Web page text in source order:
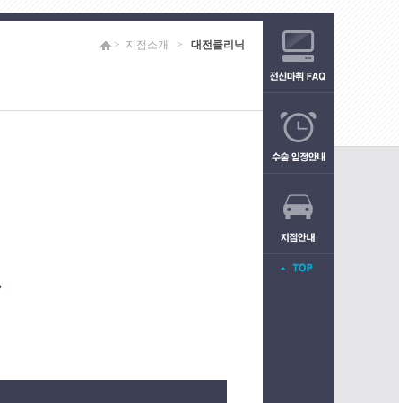
> 지점소개 > 대전클리닉